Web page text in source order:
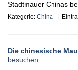
Stadtmauer Chinas
Kategorie: China |
Die chinesische
besuchen